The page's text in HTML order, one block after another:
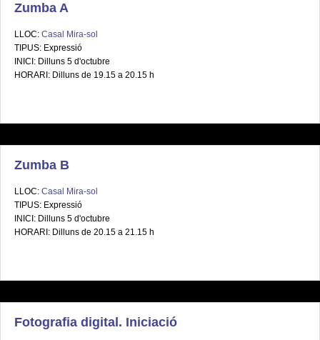
Zumba A
LLOC: Casal Mira-sol
TIPUS: Expressió
INICI: Dilluns 5 d'octubre
HORARI: Dilluns de 19.15 a 20.15 h
Zumba B
LLOC: Casal Mira-sol
TIPUS: Expressió
INICI: Dilluns 5 d'octubre
HORARI: Dilluns de 20.15 a 21.15 h
Fotografia digital. Iniciació